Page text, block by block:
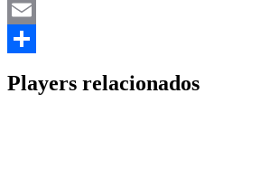
Mastodon
Email
Players relacionados